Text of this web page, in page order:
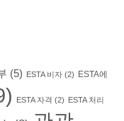
(5) ESTA 비자 (2) ESTA에
ESTA 자격 (2) ESTA 처리